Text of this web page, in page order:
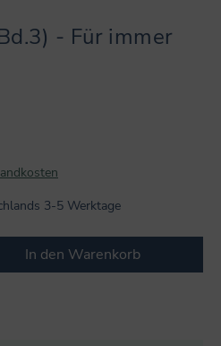
- Für immer
3-5 Werktage
den gewünschten
In den Warenkorb